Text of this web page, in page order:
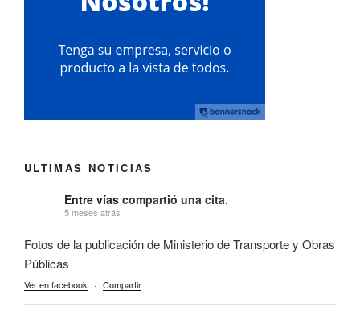
ULTIMAS NOTICIAS
Entre vías compartió una cita.
5 meses atrás
Fotos de la publicación de Ministerio de Transporte y Obras
Públicas
Ver en facebook · Compartir